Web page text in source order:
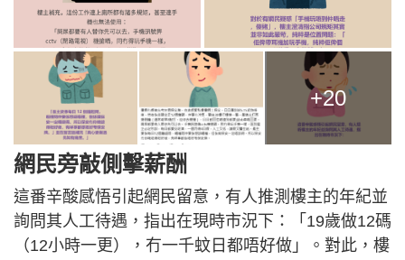
+20
網民旁敲側擊薪酬
這番辛酸感悟引起網民留意，有人推測樓主的年紀並
詢問其人工待遇，指出在現時市況下：「19歲做12碼
（12小時一更），冇一千蚊日都唔好做」。對此，樓